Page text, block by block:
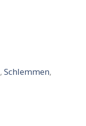
,Schlemmen,